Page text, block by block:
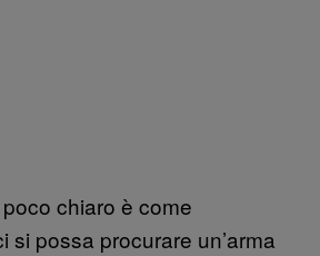
chiaro è come
si possa procurare un’arma